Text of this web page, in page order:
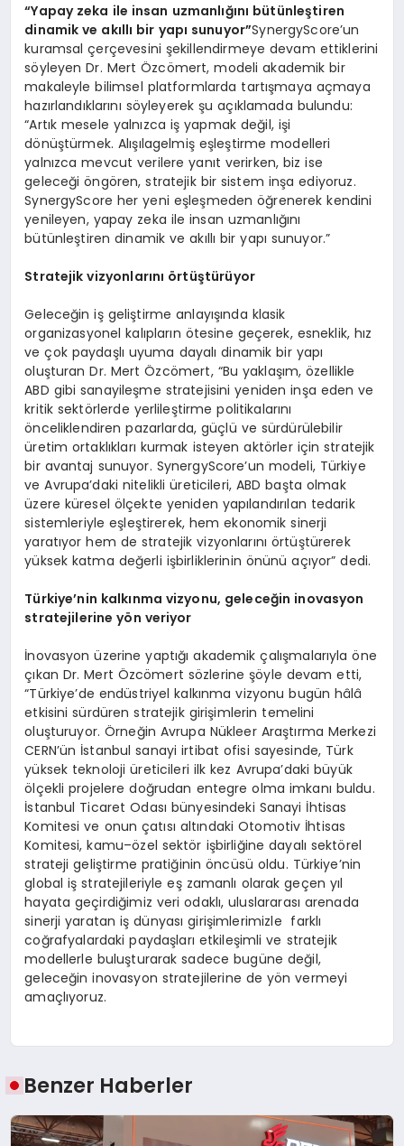
“Yapay zeka ile insan uzmanlığını bütünleştiren
dinamik ve akıllı bir yapı sunuyor”SynergyScore’un
kuramsal çerçevesini şekillendirmeye devam ettiklerini
söyleyen Dr. Mert Özcömert, modeli akademik bir
makaleyle bilimsel platformlarda tartışmaya açmaya
hazırlandıklarını söyleyerek şu açıklamada bulundu:
“Artık mesele yalnızca iş yapmak değil, işi
dönüştürmek. Alışılagelmiş eşleştirme modelleri
yalnızca mevcut verilere yanıt verirken, biz ise
geleceği öngören, stratejik bir sistem inşa ediyoruz.
SynergyScore her yeni eşleşmeden öğrenerek kendini
yenileyen, yapay zeka ile insan uzmanlığını
bütünleştiren dinamik ve akıllı bir yapı sunuyor.”
Stratejik vizyonlarını örtüştürüyor
Geleceğin iş geliştirme anlayışında klasik
organizasyonel kalıpların ötesine geçerek, esneklik, hız
ve çok paydaşlı uyuma dayalı dinamik bir yapı
oluşturan Dr. Mert Özcömert, “Bu yaklaşım, özellikle
ABD gibi sanayileşme stratejisini yeniden inşa eden ve
kritik sektörlerde yerlileştirme politikalarını
önceliklendiren pazarlarda, güçlü ve sürdürülebilir
üretim ortaklıkları kurmak isteyen aktörler için stratejik
bir avantaj sunuyor. SynergyScore’un modeli, Türkiye
ve Avrupa’daki nitelikli üreticileri, ABD başta olmak
üzere küresel ölçekte yeniden yapılandırılan tedarik
sistemleriyle eşleştirerek, hem ekonomik sinerji
yaratıyor hem de stratejik vizyonlarını örtüştürerek
yüksek katma değerli işbirliklerinin önünü açıyor” dedi.
Türkiye’nin kalkınma vizyonu, geleceğin inovasyon
stratejilerine yön veriyor
İnovasyon üzerine yaptığı akademik çalışmalarıyla öne
çıkan Dr. Mert Özcömert sözlerine şöyle devam etti,
“Türkiye’de endüstriyel kalkınma vizyonu bugün hâlâ
etkisini sürdüren stratejik girişimlerin temelini
oluşturuyor. Örneğin Avrupa Nükleer Araştırma Merkezi
CERN’ün İstanbul sanayi irtibat ofisi sayesinde, Türk
yüksek teknoloji üreticileri ilk kez Avrupa’daki büyük
ölçekli projelere doğrudan entegre olma imkanı buldu.
İstanbul Ticaret Odası bünyesindeki Sanayi İhtisas
Komitesi ve onun çatısı altındaki Otomotiv İhtisas
Komitesi, kamu–özel sektör işbirliğine dayalı sektörel
strateji geliştirme pratiğinin öncüsü oldu. Türkiye’nin
global iş stratejileriyle eş zamanlı olarak geçen yıl
hayata geçirdiğimiz veri odaklı, uluslararası arenada
sinerji yaratan iş dünyası girişimlerimizle farklı
coğrafyalardaki paydaşları etkileşimli ve stratejik
modellerle buluşturarak sadece bugüne değil,
geleceğin inovasyon stratejilerine de yön vermeyi
amaçlıyoruz.
Benzer Haberler